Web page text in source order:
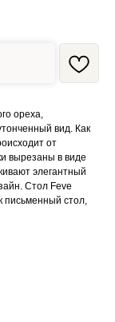
ореха,
вид. Как
от
вырезаны в виде
элегантный
Стол Feve
письменный стол,